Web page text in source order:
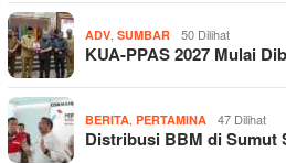
ADV SUMBAR 50 Dilihat
KUA-PPAS 2027 Mulai
BERITA PERTAMINA 47 Dilihat
Distribusi BBM di Sumut